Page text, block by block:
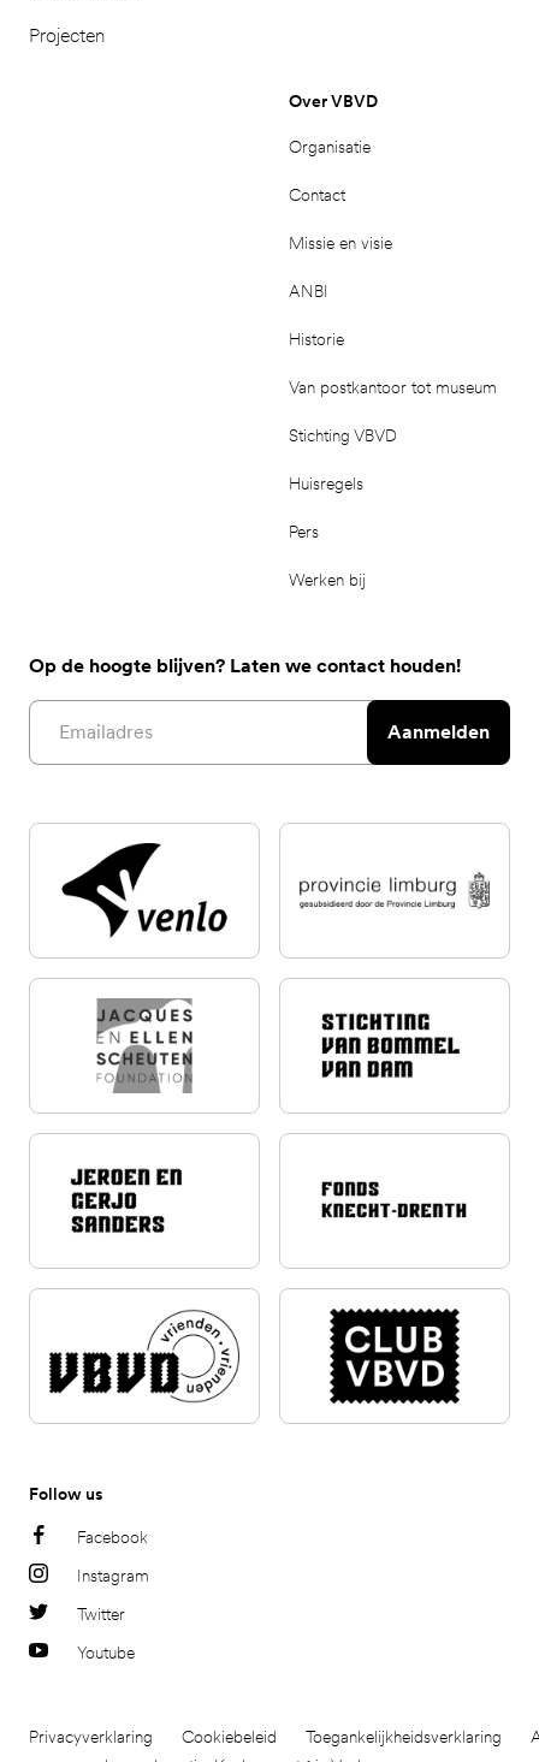
Projecten
Over VBVD
Organisatie
Contact
Missie en visie
ANBI
Historie
Van postkantoor tot museum
Stichting VBVD
Huisregels
Pers
Werken bij
Op de hoogte blijven? Laten we contact houden!
Email address
Aanmelden
Follow us
Facebook
Instagram
Twitter
Youtube
Privacyverklaring Cookiebeleid Toegankelijkheidsverklaring